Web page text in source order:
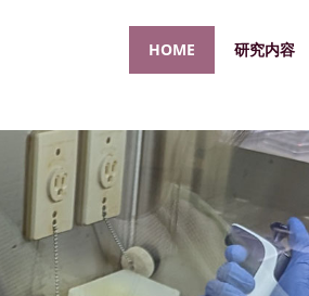
HOME 研究内容